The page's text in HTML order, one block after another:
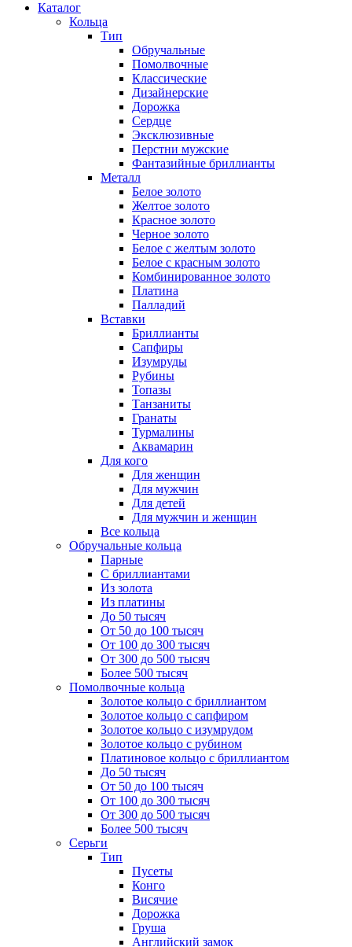
Каталог
Кольца
Тип
Обручальные
Помолвочные
Классические
Дизайнерские
Дорожка
Сердце
Эксклюзивные
Перстни мужские
Фантазийные бриллианты
Металл
Белое золото
Желтое золото
Красное золото
Черное золото
Белое с желтым золото
Белое с красным золото
Комбинированное золото
Платина
Палладий
Вставки
Бриллианты
Сапфиры
Изумруды
Рубины
Топазы
Танзаниты
Гранаты
Турмалины
Аквамарин
Для кого
Для женщин
Для мужчин
Для детей
Для мужчин и женщин
Все кольца
Обручальные кольца
Парные
С бриллиантами
Из золота
Из платины
До 50 тысяч
От 50 до 100 тысяч
От 100 до 300 тысяч
От 300 до 500 тысяч
Более 500 тысяч
Помолвочные кольца
Золотое кольцо с бриллиантом
Золотое кольцо с сапфиром
Золотое кольцо с изумрудом
Золотое кольцо с рубином
Платиновое кольцо с бриллиантом
До 50 тысяч
От 50 до 100 тысяч
От 100 до 300 тысяч
От 300 до 500 тысяч
Более 500 тысяч
Серьги
Тип
Пусеты
Конго
Висячие
Дорожка
Груша
Английский замок